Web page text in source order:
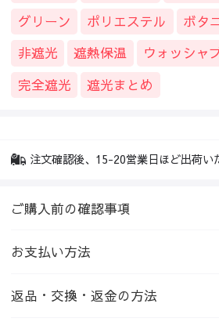
グリーン
ポリエステル ボタ
非遮光
遮熱保温 ウォッシャ
完全遮光
遮光まとめ
注文確認後、15-20営業日ほど出荷い
ご購入前の確認事項
お支払い方法
返品・交換・返金の方法